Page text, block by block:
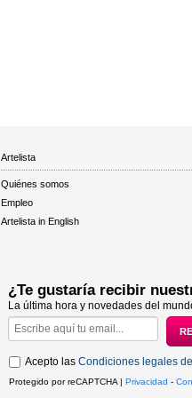
Artelista
Quiénes somos
Empleo
Artelista in English
¿Te gustaría recibir
La última hora y novedades del
Acepto las Condiciones legales
Protegido por reCAPTCHA | Privacidad -